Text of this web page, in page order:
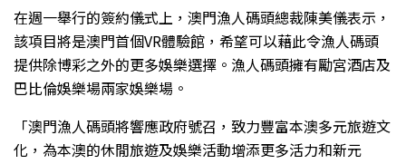
在週一舉行的簽約儀式上，澳門漁人碼頭總裁陳美儀表示，
該項目將是澳門首個VR體驗館，希望可以藉此令漁人碼頭
提供除博彩之外的更多娛樂選擇。漁人碼頭擁有勵宮酒店及
巴比倫娛樂場兩家娛樂場。
「澳門漁人碼頭將響應政府號召，致力豐富本澳多元旅遊文
化，為本澳的休閒旅遊及娛樂活動增添更多活力和新元